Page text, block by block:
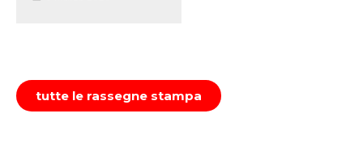
tutte le rassegne stampa